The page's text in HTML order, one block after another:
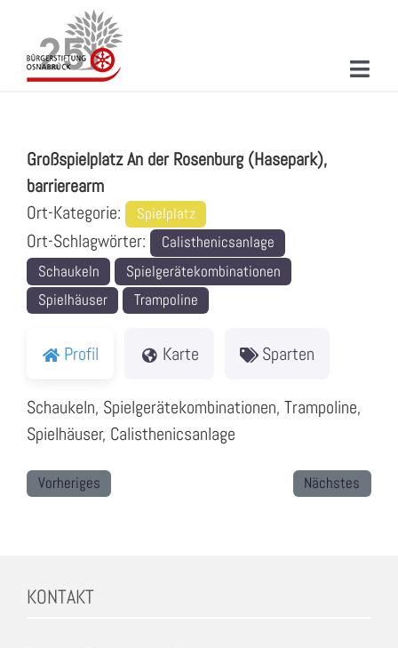
springen
MITMACHEN
VERANSTALTUNGEN
Großspielplatz An der Rosenburg (Hasepark),
barrierearm
Ort-Kategorie:
Spielplatz
Ort-Schlagwörter:
Calisthenicsanlage
Schaukeln
Spielgerätekombinationen
Spielhäuser
Trampoline
Profil Karte Sparten
Schaukeln, Spielgerätekombinationen, Trampoline,
Spielhäuser, Calisthenicsanlage
Vorheriges Nächstes
KONTAKT